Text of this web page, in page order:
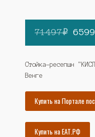
71497₽
цена
Стойка-ресепшн
Венге
Купить на Портале
Купить на ЕАТ.РФ